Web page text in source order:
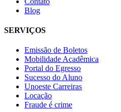
Blog
SERVIÇOS
Emissão de Boletos
Mobilidade Acadêmica
Portal do Egresso
Sucesso do Aluno
Unoeste Carreiras
Locação
Fraude é crime